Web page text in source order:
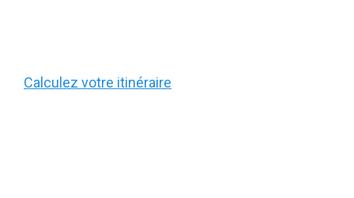
Calculez votre itinéraire